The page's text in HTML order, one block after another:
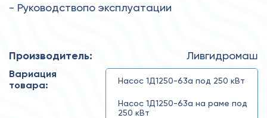
- Руководствопо эксплуатации
Производитель: Ливгидромаш
Вариация
товара:
Насос 1Д1250-63а под 250 кВт
Насос 1Д1250-63а на раме под
250 кВт